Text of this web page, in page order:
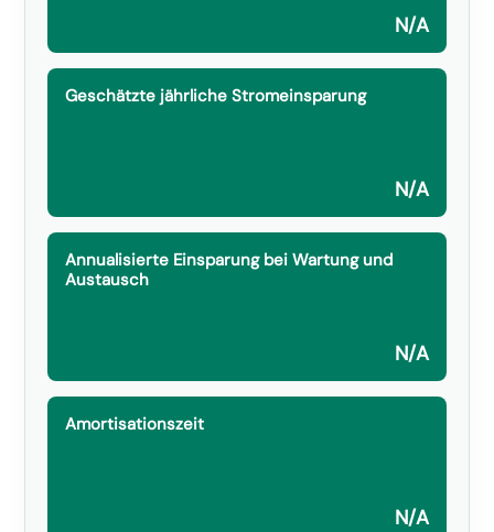
N/A
Geschätzte jährliche Stromeinsparung
N/A
Annualisierte Einsparung bei Wartung und
Austausch
N/A
Amortisationszeit
N/A